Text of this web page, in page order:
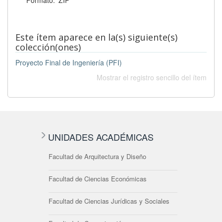
Este ítem aparece en la(s) siguiente(s)
colección(ones)
Proyecto Final de Ingeniería (PFI)
Mostrar el registro sencillo del ítem
UNIDADES ACADÉMICAS
Facultad de Arquitectura y Diseño
Facultad de Ciencias Económicas
Facultad de Ciencias Jurídicas y Sociales